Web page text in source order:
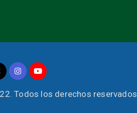
Todos los derechos reservados